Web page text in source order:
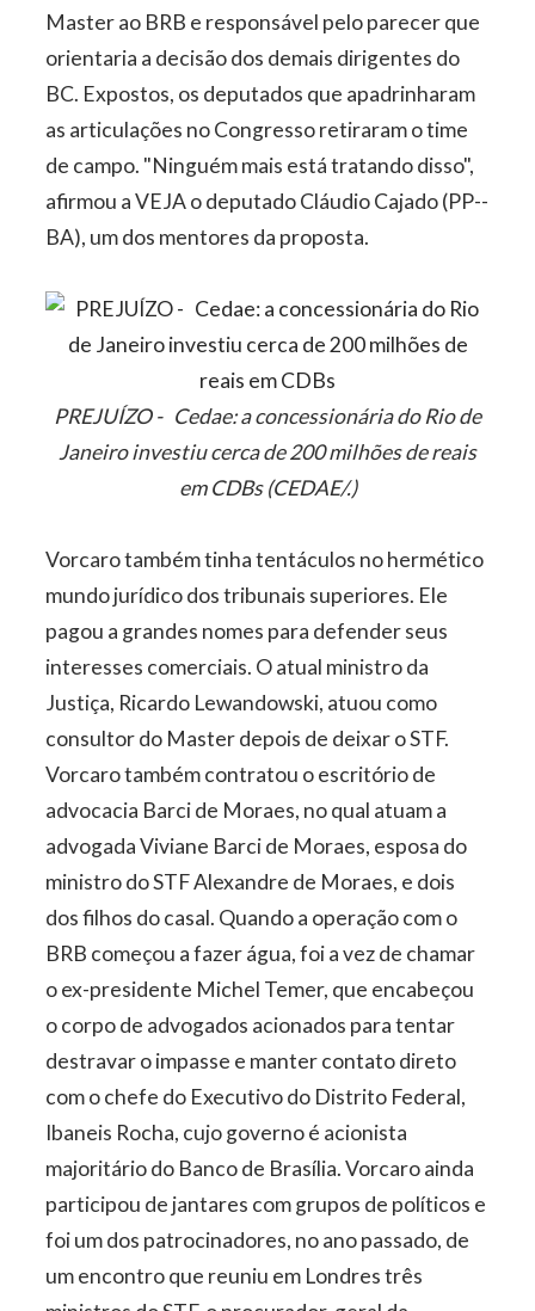
Master ao BRB e responsável pelo parecer que
orientaria a decisão dos demais dirigentes do
BC. Expostos, os deputados que apadrinharam
as articulações no Congresso retiraram o time
de campo. "Ninguém mais está tratando disso",
afirmou a VEJA o deputado Cláudio Cajado (PP-­
BA), um dos mentores da proposta.
PREJUÍZO - Cedae: a concessionária do Rio de
Janeiro investiu cerca de 200 milhões de reais
em CDBs (CEDAE/.)
Vorcaro também tinha tentáculos no hermético
mundo jurídico dos tribunais superiores. Ele
pagou a grandes nomes para defender seus
interesses comerciais. O atual ministro da
Justiça, Ricardo Lewandowski, atuou como
consultor do Master depois de deixar o STF.
Vorcaro também contratou o escritório de
advocacia Barci de Moraes, no qual atuam a
advogada Viviane Barci de Moraes, esposa do
ministro do STF Alexandre de Moraes, e dois
dos filhos do casal. Quando a operação com o
BRB começou a fazer água, foi a vez de chamar
o ex-­presidente Michel Temer, que encabeçou
o corpo de advogados acionados para tentar
destravar o impasse e manter contato direto
com o chefe do Executivo do Distrito Federal,
Ibaneis Rocha, cujo governo é acionista
majoritário do Banco de Brasília. Vorcaro ainda
participou de jantares com grupos de políticos e
foi um dos patrocinadores, no ano passado, de
um encontro que reuniu em Londres três